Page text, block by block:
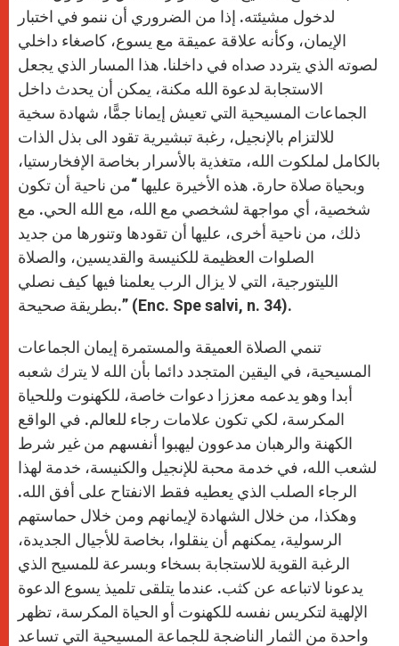
لدخول مشيئته. إذا من الضروري أن ننمو في اختبار
الإيمان، وكأنه علاقة عميقة مع يسوع، كاصغاء داخلي
لصوته الذي يتردد صداه في داخلنا. هذا المسار الذي يجعل
الاستجابة لدعوة الله مكنة، يمكن أن يحدث داخل
الجماعات المسيحية التي تعيش إيمانا جمًّا، شهادة سخية
للالتزام بالإنجيل، رغبة تبشيرية تقود الى بذل الذات
بالكامل لملكوت الله، متغذية بالأسرار بخاصة الإفخارستيا،
وبحياة صلاة حارة. هذه الأخيرة عليها “من ناحية أن تكون
شخصية، أي مواجهة لشخصي مع الله، مع الله الحي. مع
ذلك، من ناحية أخرى، عليها أن تقودها وتنورها من جديد
الصلوات العظيمة للكنيسة والقديسين، والصلاة
الليتورجية، التي لا يزال الرب يعلمنا فيها كيف نصلي
بطريقة صحيحة.” (Enc. Spe salvi, n. 34).
تنمي الصلاة العميقة والمستمرة إيمان الجماعات
المسيحية، في اليقين المتجدد دائما بأن الله لا يترك شعبه
أبدا وهو يدعمه معززا دعوات خاصة، للكهنوت وللحياة
المكرسة، لكي تكون علامات رجاء للعالم. في الواقع
الكهنة والرهبان مدعوون ليهبوا أنفسهم من غير شرط
لشعب الله، في خدمة محبة للإنجيل والكنيسة، خدمة لهذا
الرجاء الصلب الذي يعطيه فقط الانفتاح على أفق الله.
وهكذا، من خلال الشهادة لإيمانهم ومن خلال حماستهم
الرسولية، يمكنهم أن ينقلوا، بخاصة للأجيال الجديدة،
الرغبة القوية للاستجابة بسخاء وبسرعة للمسيح الذي
يدعونا لاتباعه عن كثب. عندما يتلقى تلميذ يسوع الدعوة
الإلهية لتكريس نفسه للكهنوت أو الحياة المكرسة، تظهر
واحدة من الثمار الناضجة للجماعة المسيحية التي تساعد